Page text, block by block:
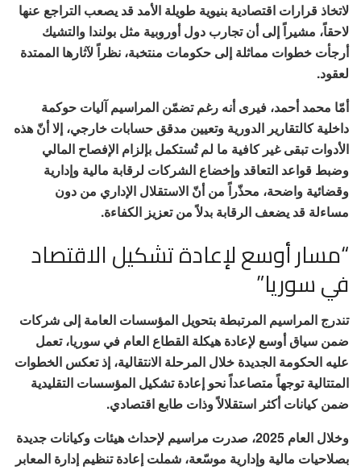
لاتخاذ قرارات اقتصادية بنيوية طويلة الأمد قد يصعب التراجع عنها
لاحقاً، مشيراً إلى أن تجارب دول أوروبية مثل بولندا والتشيك
أرجأت خطوات مماثلة إلى حكومات منتخبة، نظراً لآثارها الممتدة
لعقود.
أمّا محمد أحمد، فيرى أنه رغم تضمّن المراسيم آليات حوكمة
داخلية كالتقارير الدورية وتعيين مدقق حسابات خارجي، إلا أنّ هذه
الأدوات تبقى غير كافية ما لم تُستكمل بإلزام الإفصاح المالي
وضبط قواعد التعاقد وإخضاع الشركات لرقابة مالية وإدارية
وقضائية واضحة، محذّراً من أنّ الاستقلال الإداري من دون
مساءلة قد يضعف الرقابة بدلاً من تعزيز الكفاءة.
“مسار أوسع لإعادة تشكيل الاقتصاد
في سوريا”
تندرج المراسيم المرتبطة بتحويل المؤسسات العامة إلى شركات
ضمن سياق أوسع لإعادة هيكلة القطاع العام في سوريا، تعمل
عليه الحكومة الجديدة خلال المرحلة الانتقالية، إذ تعكس الخطوات
المتتالية توجهاً متصاعداً نحو إعادة تشكيل المؤسسات التقليدية
ضمن كيانات أكثر استقلالاً وذات طابع اقتصادي.
وخلال العام 2025، صدرت مراسيم لإحداث هيئات وكيانات جديدة
بصلاحيات مالية وإدارية موسّعة، شملت إعادة تنظيم إدارة المعابر